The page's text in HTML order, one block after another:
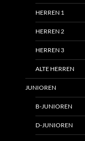
HERREN 1
HERREN 2
HERREN 3
ALTE HERREN
JUNIOREN
B-JUNIOREN
D-JUNIOREN